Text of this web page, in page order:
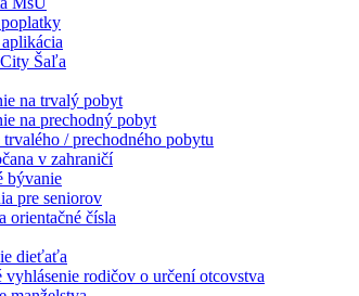
Šaľa
na trvalý pobyt
na prechodný pobyt
trvalého / prechodného pobytu
v zahraničí
bývanie
pre seniorov
orientačné čísla
dieťaťa
vyhlásenie rodičov o určení otcovstva